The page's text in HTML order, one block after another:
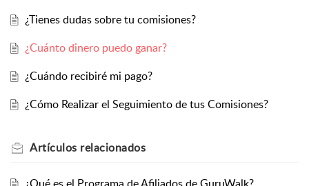
¿Tienes dudas sobre tu comisiones?
¿Cuánto dinero puedo ganar?
¿Cuándo recibiré mi pago?
¿Cómo Realizar el Seguimiento de tus Comisiones?
Artículos relacionados